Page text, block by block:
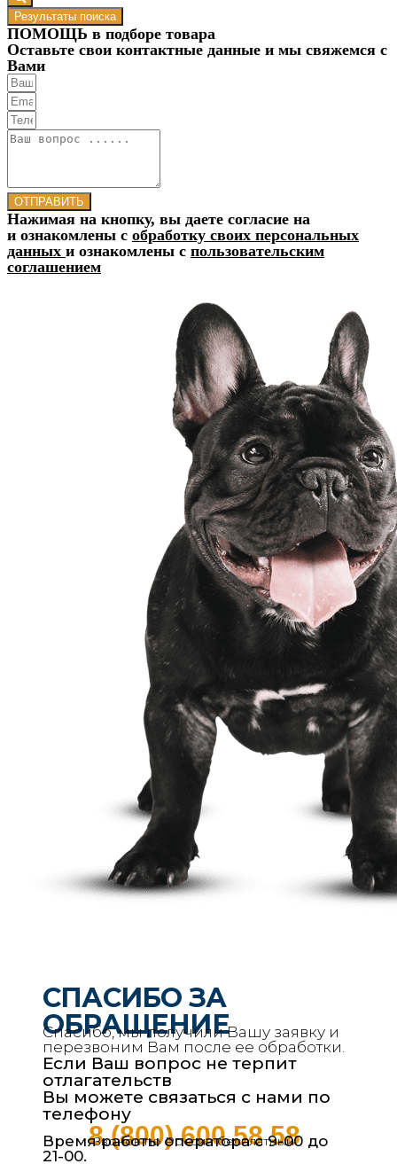
Результаты поиска
ПОМОЩЬ в подборе товара
Оставьте свои контактные данные и мы свяжемся с
Вами
ОТПРАВИТЬ
Нажимая на кнопку, вы даете согласие на
и ознакомлены с обработку своих персональных
данных и ознакомлены с пользовательским
соглашением
СПАСИБО ЗА
ОБРАЩЕНИЕ
Спасибо, мы получили Вашу заявку и
перезвоним Вам после ее обработки.
Если Ваш вопрос не терпит
отлагательств
Вы можете связаться с нами по
телефону
8 (800) 600 58 58
Звонок по России бесплатный
Время работы оператора с 9-00 до
21-00.